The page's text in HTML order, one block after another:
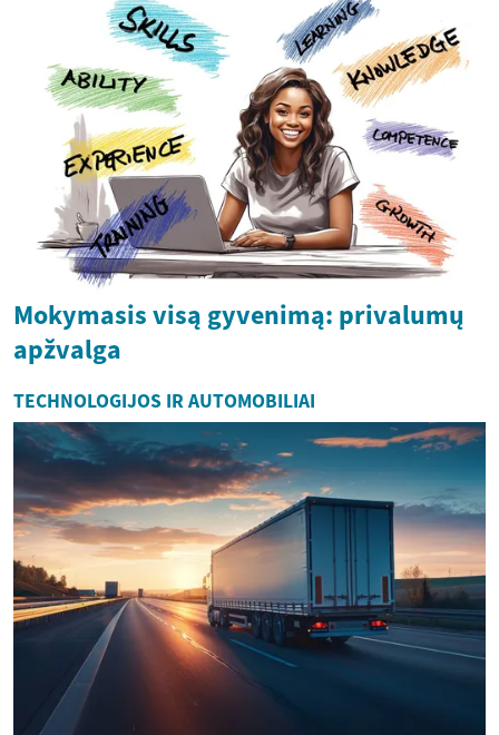
Mokymasis visą gyvenimą: privalumų
apžvalga
TECHNOLOGIJOS IR AUTOMOBILIAI